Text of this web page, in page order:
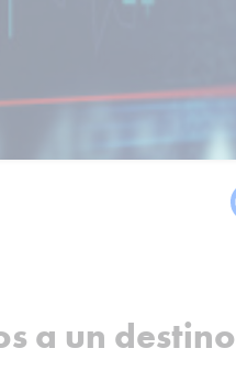
a un destino